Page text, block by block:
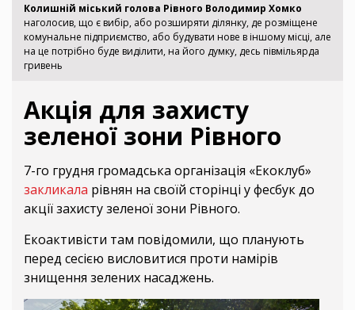
Колишній міський голова Рівного Володимир Хомко
наголосив, що є вибір, або розширяти ділянку, де розміщене
комунальне підприємство, або будувати нове в іншому місці, але
на це потрібно буде виділити, на його думку, десь півмільярда
гривень
Акція для захисту
зеленої зони Рівного
7-го грудня громадська організація «Екоклуб»
закликала рівнян на своїй сторінці у фесбук до
акції захисту зеленої зони Рівного.
Екоактивісти там повідомили, що планують
перед сесією висловитися проти намірів
знищення зелених насаджень.